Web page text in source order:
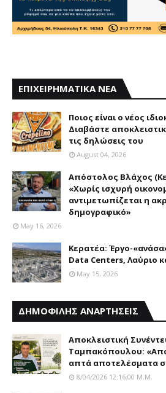
ΕΠΙΧΕΙΡΗΜΑΤΙΚΑ ΝΕΑ
Ποιος είναι ο νέος
Διαβάστε
τις δηλώσεις του
August 04, 2026
Απόστολος Βλάχος
«Χωρίς ισχυρή
αντιμετωπίζεται η
δημογραφικό»
May 16, 2026
Κερατέα: Έργο-
Data Centers, Λαύριο
May 15, 2026
ΔΗΜΟΦΙΛΗΣ ΑΝΑΡΤΗΣΕΙΣ
Αποκλειστική
Ταμπακόπουλου:
απτά αποτελέσματα
8/04/2026 12:16:00 Μ.μ.